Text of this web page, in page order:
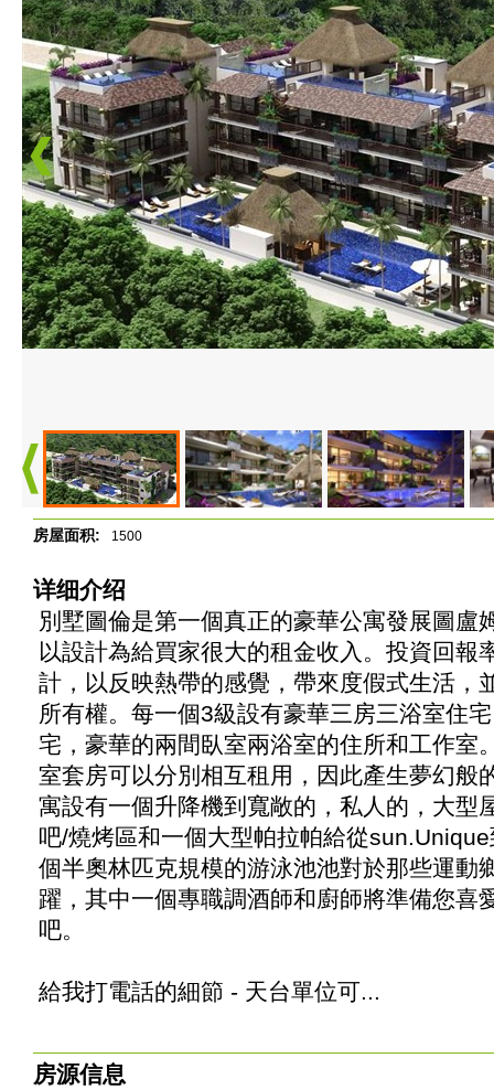
房屋面积: 1500
详细介绍
別墅圖倫是第一個真正的豪華公寓發展圖盧
以設計為給買家很大的租金收入。投資回報
計，以反映熱帶的感覺，帶來度假式生活，
所有權。每一個3級設有豪華三房三浴室住
宅，豪華的兩間臥室兩浴室的住所和工作室
室套房可以分別相互租用，因此產生夢幻般
寓設有一個升降機到寬敞的，私人的，大型
吧/燒烤區和一個大型帕拉帕給從
個半奧林匹克規模的游泳池池對於那些運動
躍，其中一個專職調酒師和廚師將準備您喜
吧。
給我打電話的細節 - 天台單位可...
房源信息